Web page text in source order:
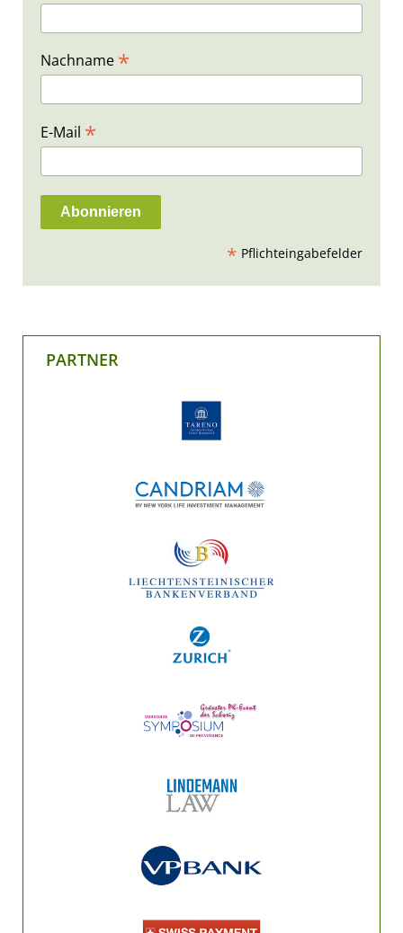
Nachname *
E-Mail *
* Pflichteingabefelder
PARTNER